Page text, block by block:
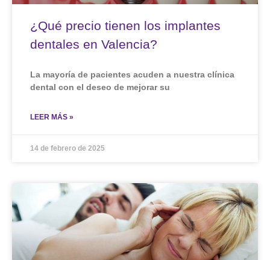
¿Qué precio tienen los implantes
dentales en Valencia?
La mayoría de pacientes acuden a nuestra clínica
dental con el deseo de mejorar su
LEER MÁS »
14 de febrero de 2025